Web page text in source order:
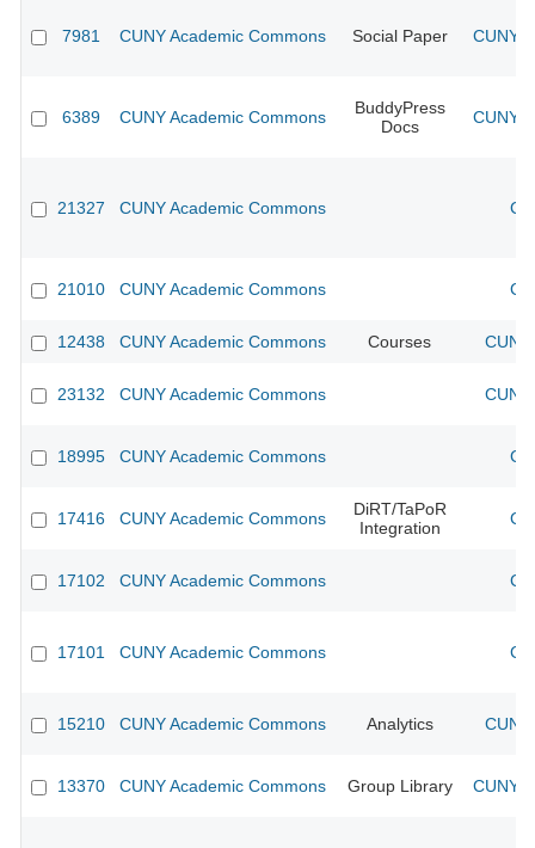
7981 CUNY Academic Commons Social Paper CUNY
6389 CUNY Academic Commons
BuddyPress
Docs
CUNY
21327 CUNY Academic Commons
21010 CUNY Academic Commons
12438 CUNY Academic Commons Courses
23132 CUNY Academic Commons
18995 CUNY Academic Commons
17416 CUNY Academic Commons
DiRT/TaPoR
Integration
17102 CUNY Academic Commons
17101 CUNY Academic Commons
15210 CUNY Academic Commons Analytics
13370 CUNY Academic Commons Group Library CUNY